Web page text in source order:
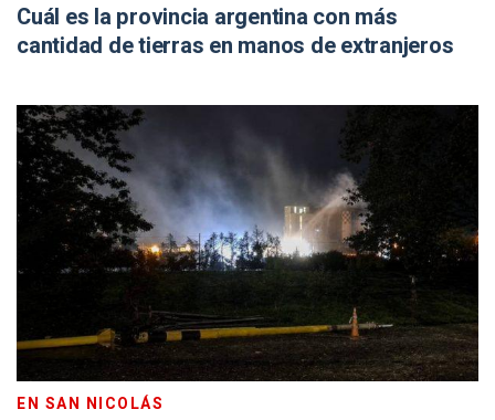
Cuál es la provincia argentina con más
cantidad de tierras en manos de extranjeros
EN SAN NICOLÁS